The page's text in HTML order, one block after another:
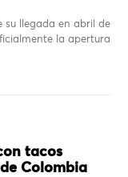
su llegada en abril de
la apertura
tacos
Colombia